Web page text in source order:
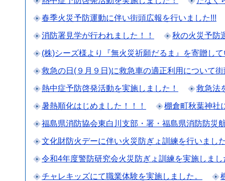
春季火災予防運動に伴い街頭広報を行いました!!!
消防署見学が行われました！！ 秋の火災予防
(株)シーズ様より『無火災祈願だるま』を寄贈し
救急の日(９月９日)に救急車の適正利用について
熱中症予防啓発活動を実施しました！ 救急法
暑熱順化はじめました！！！ 棚倉町秋葉神社
福島県消防協会東白川支部・署・福島県消防防災
文化財防火デーに伴い火災防ぎょ訓練を行いまし
令和4年度警防研究会火災防ぎょ訓練を実施しまし
チャレキッズにて職業体験を実施しました。